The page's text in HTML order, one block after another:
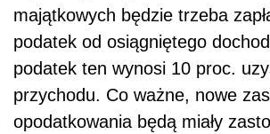
majątkowych będzie trzeba
podatek od osiągniętego
podatek ten wynosi 10 proc.
przychodu. Co ważne, nowe
opodatkowania będą miały